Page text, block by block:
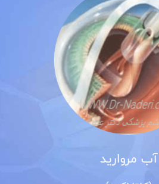
آب مروارید